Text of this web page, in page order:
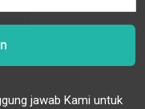
jawab Kami untuk